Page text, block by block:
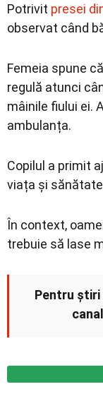
Potrivit presei
observat când
Femeia spune
regulă atunci
mâinile fiului ei.
ambulanța.
Copilul a primit
viața și
În context,
trebuie să lase
Pentru știri